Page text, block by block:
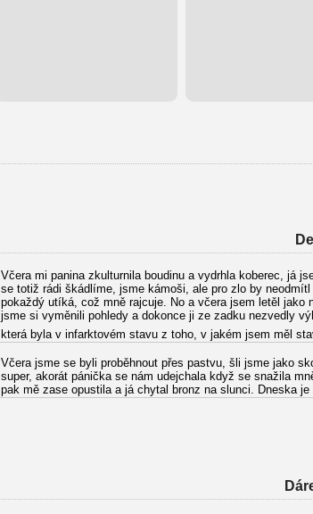
Včera mi panina zkulturnila boudinu a vydrhla koberec, já
se totiž rádi škádlíme, jsme kámoši, ale pro zlo by
pokaždý utíká, což mně rajcuje. No a včera jsem letěl jako
jsme si vyměnili pohledy a dokonce ji ze zadku nezvedly
která byla v infarktovém stavu z toho, v jakém jsem měl
Včera jsme se byli proběhnout přes pastvu, šli jsme jako
super, akorát pánička se nám udejchala když se snažila
pak mě zase opustila a já chytal bronz na slunci. Dneska